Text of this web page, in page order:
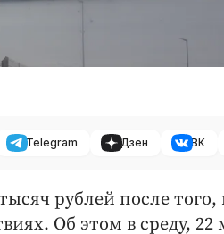
Telegram Дзен ВК
рублей после того,
Об этом в среду, 22